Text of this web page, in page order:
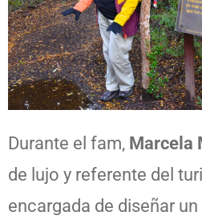
Durante el fam, Marcela
de lujo y referente del
encargada de diseñar